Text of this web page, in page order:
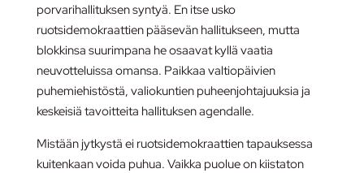
porvarihallituksen syntyä. En itse usko
ruotsidemokraattien pääsevän hallitukseen, mutta
blokkinsa suurimpana he osaavat kyllä vaatia
neuvotteluissa omansa. Paikkaa valtiopäivien
puhemiehistöstä, valiokuntien puheenjohtajuuksia ja
keskeisiä tavoitteita hallituksen agendalle.
Mistään jytkystä ei ruotsidemokraattien tapauksessa
kuitenkaan voida puhua. Vaikka puolue on kiistaton